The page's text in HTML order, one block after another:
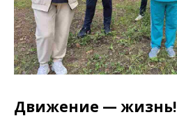
Движение — жизнь!